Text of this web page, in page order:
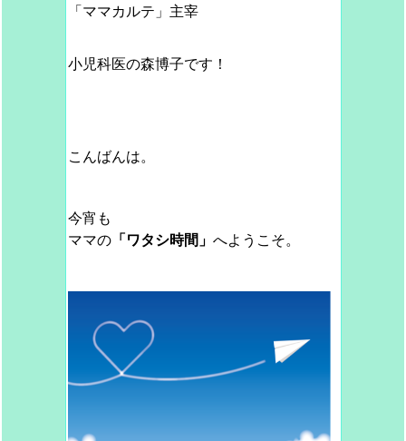
「ママカルテ」主宰
小児科医の森博子です！
こんばんは。
今宵も
ママの「ワタシ時間」 へようこそ。